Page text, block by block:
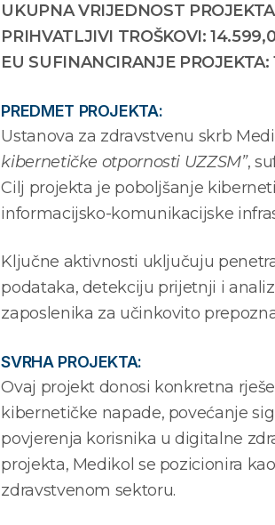
UKUPNA VRIJEDNOST
PRIHVATLJIVI TROŠKOVI:
EU SUFINANCIRANJE PROJEKTA:
PREDMET PROJEKTA:
Ustanova za zdravstvenu skrb
kibernetičke otpornosti UZZSM”,
Cilj projekta je poboljšanje
informacijsko-komunikacijske
Ključne aktivnosti uključuju
podataka, detekciju prijetnji i
zaposlenika za učinkovito
SVRHA PROJEKTA:
Ovaj projekt donosi konkretna
kibernetičke napade, povećanje
povjerenja korisnika u digitalne
projekta, Medikol se pozicionira
zdravstvenom sektoru.